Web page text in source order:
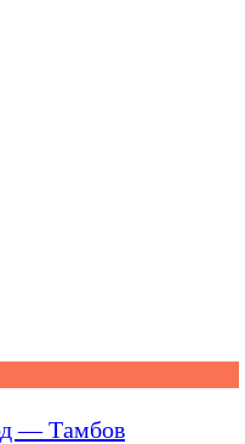
— Тамбов